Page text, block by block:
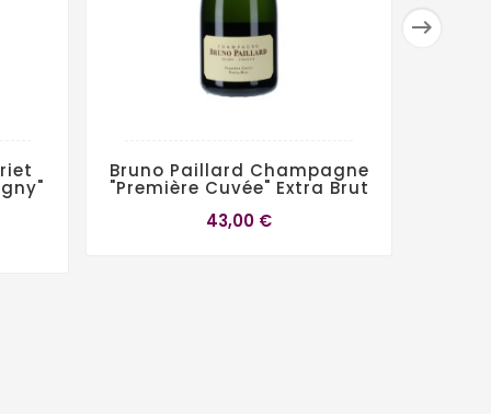

Bruno Paillard Champagne
"Première Cuvée" Extra Brut
43,00 €